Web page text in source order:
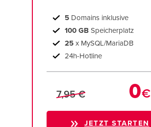
5 Domains inklusive
100 GB Speicherplatz
25 x MySQL/MariaDB
24h-Hotline
7,95 € 0€
JETZT STARTEN